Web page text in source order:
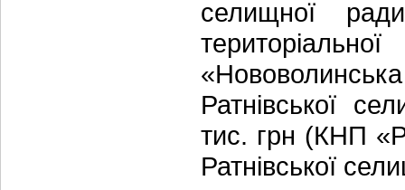
селищної
Ратнівської
тис. грн (КНП
Ратнівської